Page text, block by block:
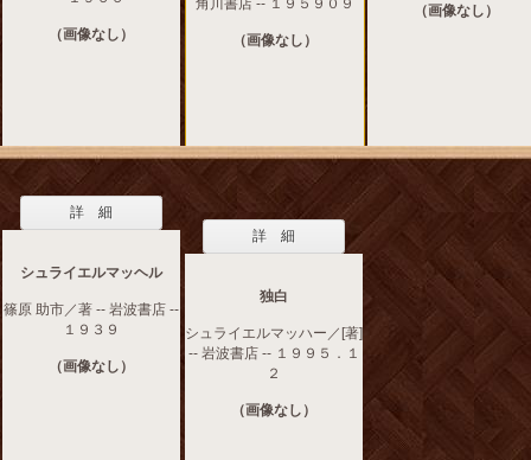
（画像なし）
角川書店 -- １９５９０９
（画像なし）
（画像なし）
詳 細
シュライエルマッヘル
篠原 助市／著 -- 岩波書店 --
１９３９
（画像なし）
詳 細
独白
シュライエルマッハー／[著]
-- 岩波書店 -- １９９５．１
２
（画像なし）